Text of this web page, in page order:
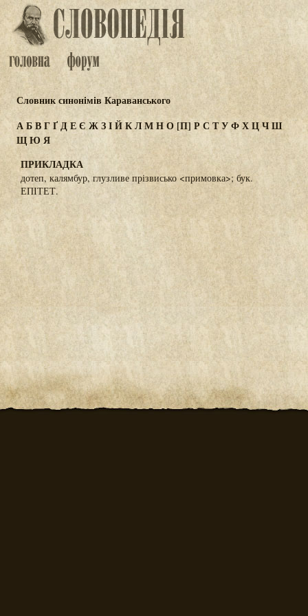
Словник синонімів Караванського
АБВГҐДЕЄ ЖЗІЙКЛМНО[П] Р С ТУФХЦЧШ
ЩЮ Я
ПРИКЛАДКА
дотеп, калямбур, глузливе прізвисько <примовка>; бук.
ЕПІТЕТ.